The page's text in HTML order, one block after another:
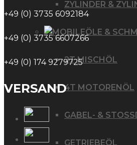
ZYLINDER &
ÖLE &
2T MISCHÖL
4T MOTORENÖL
GABEL- &
GETRIEBEÖL
+49 (0) 3735 6092184
+49 (0) 3735 6607266
+49 (0) 174 9279725
VERSAND